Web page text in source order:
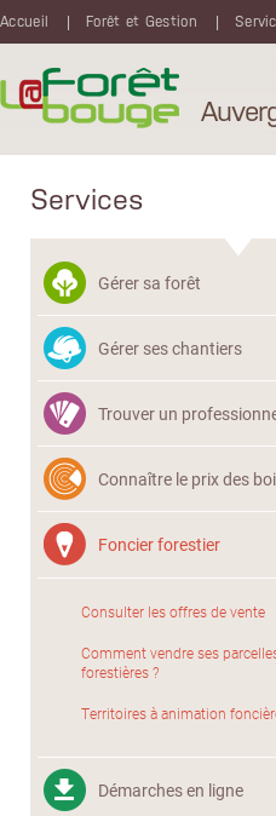
Accueil
Forêt et Gestion
Services
Gérer sa forêt
Gérer ses chantiers
Trouver un
Connaître le prix des
Foncier forestier
Consulter les offres de vente
Comment vendre ses
forestières ?
Territoires à animation
Démarches en ligne